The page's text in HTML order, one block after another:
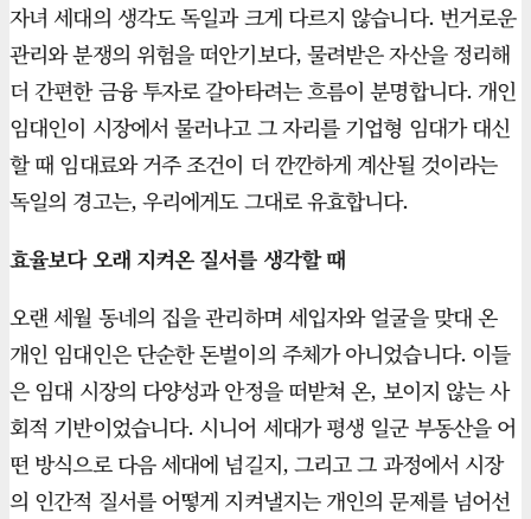
자녀 세대의 생각도 독일과 크게 다르지 않습니다. 번거로운
관리와 분쟁의 위험을 떠안기보다, 물려받은 자산을 정리해
더 간편한 금융 투자로 갈아타려는 흐름이 분명합니다. 개인
임대인이 시장에서 물러나고 그 자리를 기업형 임대가 대신
할 때 임대료와 거주 조건이 더 깐깐하게 계산될 것이라는
독일의 경고는, 우리에게도 그대로 유효합니다.
효율보다 오래 지켜온 질서를 생각할 때
오랜 세월 동네의 집을 관리하며 세입자와 얼굴을 맞대 온
개인 임대인은 단순한 돈벌이의 주체가 아니었습니다. 이들
은 임대 시장의 다양성과 안정을 떠받쳐 온, 보이지 않는 사
회적 기반이었습니다. 시니어 세대가 평생 일군 부동산을 어
떤 방식으로 다음 세대에 넘길지, 그리고 그 과정에서 시장
의 인간적 질서를 어떻게 지켜낼지는 개인의 문제를 넘어선